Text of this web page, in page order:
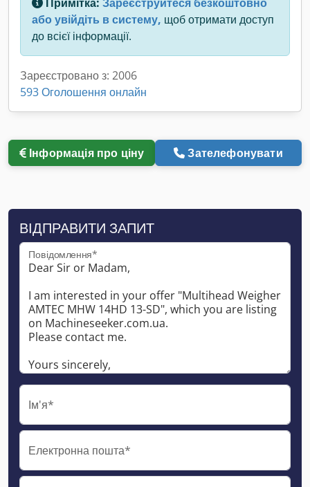
або увійдіть в систему, щоб отримати доступ
до всієї інформації.
Зареєстровано з: 2006
593 Оголошення онлайн
Інформація про ціну Зателефонувати
ВІДПРАВИТИ ЗАПИТ
Повідомлення*
Ім'я*
Електронна пошта*